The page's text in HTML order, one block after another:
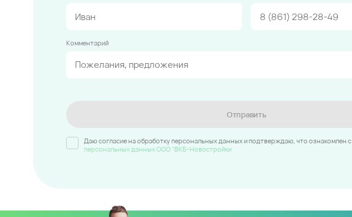
Комментарий
Отправить
Даю согласие на обработку персональных данных и подтверждаю, что ознакомлен c
персональных данных ООО "ВКБ-Новостройки